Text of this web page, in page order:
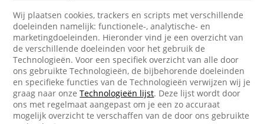
Wij plaatsen cookies, trackers en scripts met verschillende
doeleinden namelijk: functionele-, analytische- en
marketingdoeleinden. Hieronder vind je een overzicht van
de verschillende doeleinden voor het gebruik de
Technologieën. Voor een specifiek overzicht van alle door
ons gebruikte Technologieën, de bijbehorende doeleinden
en specifieke functies van de Technologieën verwijzen wij je
graag naar onzeTechnologieën lijst. Deze lijst wordt door
ons met regelmaat aangepast om je een zo accuraat
mogelijk overzicht te verschaffen van de door ons gebruikte